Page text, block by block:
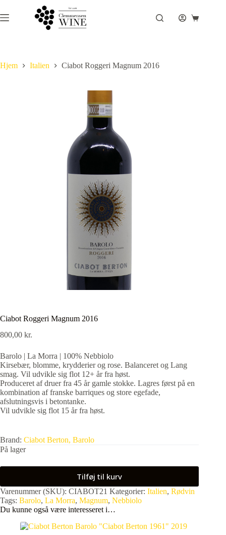
til
indhold
Hjem Italien Ciabot Roggeri Magnum 2016
Ciabot Roggeri Magnum 2016
800,00 kr.
Barolo | La Morra | 100% Nebbiolo
Kirsebær, blomme, krydderier og rose. Balanceret og Lang
smag. Vil udvikle sig flot 12+ år fra høst.
Produceret af druer fra 45 år gamle stokke. Lagres først på en
kombination af franske barriques og store egefade,
afslutningsvis i betontanke.
Vil udvikle sig flot 15 år fra høst.
Brand: Ciabot Berton, Barolo
På lager
Tilføj til kurv
Varenummer (SKU): CIABOT21 Kategorier: Italien, Rødvin
Tags: Barolo, La Morra, Magnum, Nebbiolo
Du kunne også være interesseret i…